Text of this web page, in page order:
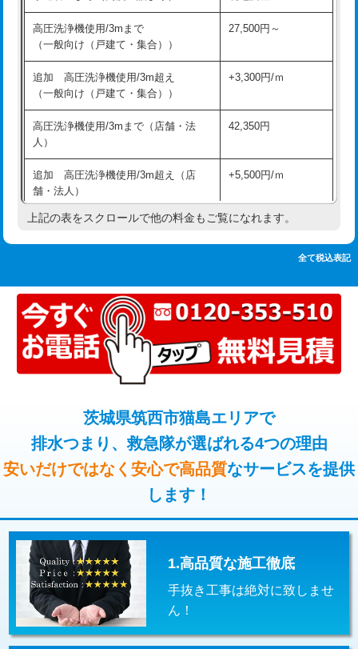
追加人工 16,500円
廃棄・処分 現場見積
※給水管工事は20mmまでの価格です。
持込商品取付（混合水栓）
持込商品取付（浄水器・分岐水栓） 16,500円
業）
排水管工事（追加 排水管工事/3ｍ超
え）
マス交換（土の掘削・埋め戻し作業） 11,000円~
マス交換（深さ50㎝以上） 66,000円
コンクリート斫り（厚さ10㎝まで） 27,500円
コンクリート斫り（厚さ10㎝超え） 38,500円
モルタル補修（厚さ10㎝まで） 27,500円
モルタル補修（厚さ10㎝超え） 38,500円
追加人工 16,500円
高圧洗浄機使用/3mまで
（一般向け（戸建て・集合））
27,500円～
追加 高圧洗浄機使用/3m超え
（一般向け（戸建て・集合））
+3,300円/ｍ
高圧洗浄機使用/3mまで（店舗・法
人）
42,350円
追加 高圧洗浄機使用/3m超え（店
舗・法人）
+5,500円/ｍ
高度高圧洗浄換 現地調査
トーラー機使用/3mまで 33,000円
追加トーラー機使用/3m超え +3,300円
カメラ調査 33,000円
止水・漏水調査・防水処理・清掃・修
理・調整・分解・加工など（軽作業）
11,000円
止水・漏水調査・防水処理・清掃・修
理・調整・分解・加工など（中作業）
22,000円
止水・漏水調査・防水処理・清掃・修
理・調整・分解・加工など（重作業）
33,000円
その他部品の脱着 8,800円～
交換・取付（タンク） 22,000円+材料費
交換・取付(単水栓（壁付・デッキ
13,200円+材料費
上記の表をスクロールで他の料金もご覧になれます。
全て税込表記
茨城県筑西市猫島エリアで
排水つまり、救急隊が選ばれる4つの理由
安いだけではなく安心で高品質なサービスを提供
します！
1.高品質な施工徹底
手抜き工事は絶対に致しませ
ん！